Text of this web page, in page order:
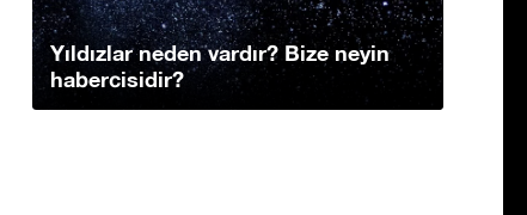
Yıldızlar neden vardır? Bize neyin
habercisidir?